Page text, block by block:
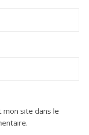
mon site dans le